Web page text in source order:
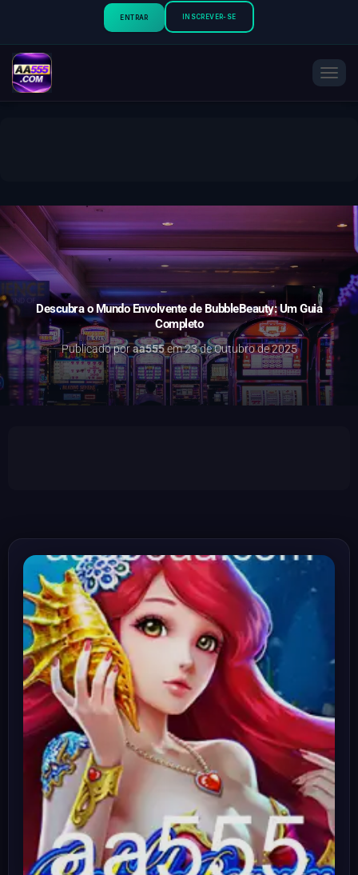
ENTRAR INSCREVER-SE
N
E
Ã
O
Descubra o Mundo Envolvente de BubbleBeauty: Um Guia
Completo
Publicado poraa555em23 de Outubro de 2025